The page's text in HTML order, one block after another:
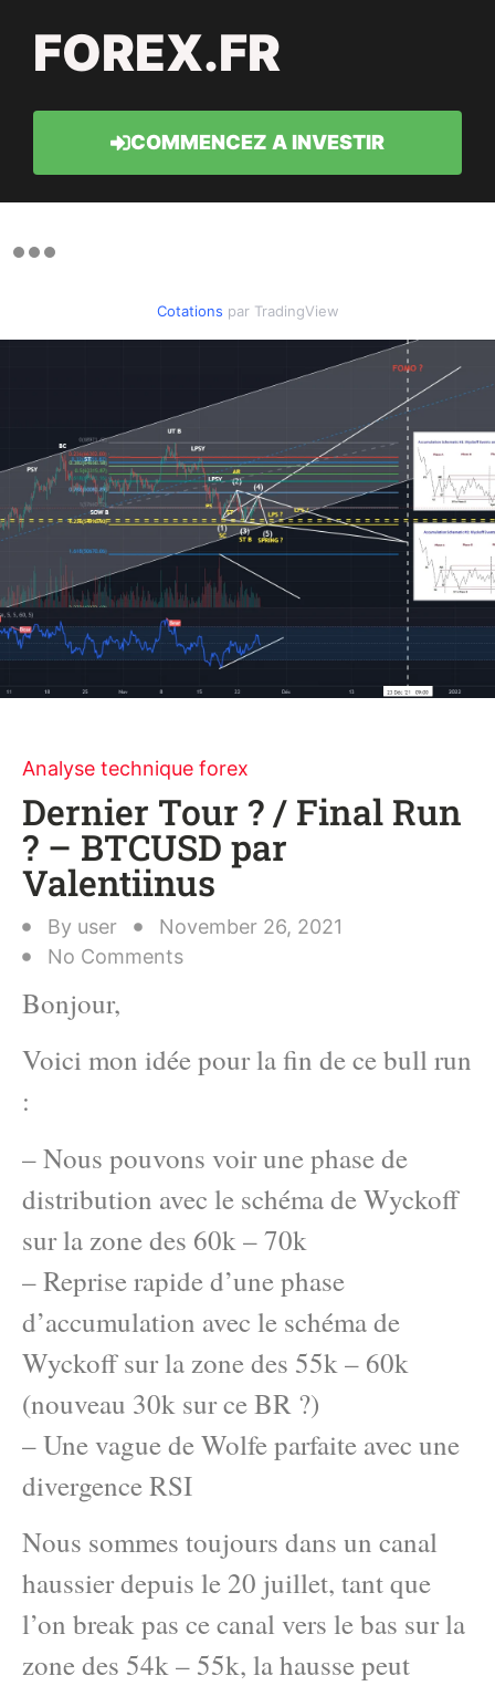
FOREX.FR
COMMENCEZ A INVESTIR
Cotations par TradingView
Analyse technique forex
Dernier Tour ? / Final Run
? – BTCUSD par
Valentiinus
By user
November 26, 2021
No Comments
Bonjour,
Voici mon idée pour la fin de ce bull run
:
– Nous pouvons voir une phase de
distribution avec le schéma de Wyckoff
sur la zone des 60k – 70k
– Reprise rapide d’une phase
d’accumulation avec le schéma de
Wyckoff sur la zone des 55k – 60k
(nouveau 30k sur ce BR ?)
– Une vague de Wolfe parfaite avec une
divergence RSI
Nous sommes toujours dans un canal
haussier depuis le 20 juillet, tant que
l’on break pas ce canal vers le bas sur la
zone des 54k – 55k, la hausse peut